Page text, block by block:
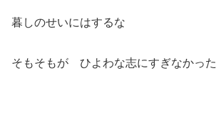
暮しのせいにはするな
そもそもが ひよわな志にすぎなかった